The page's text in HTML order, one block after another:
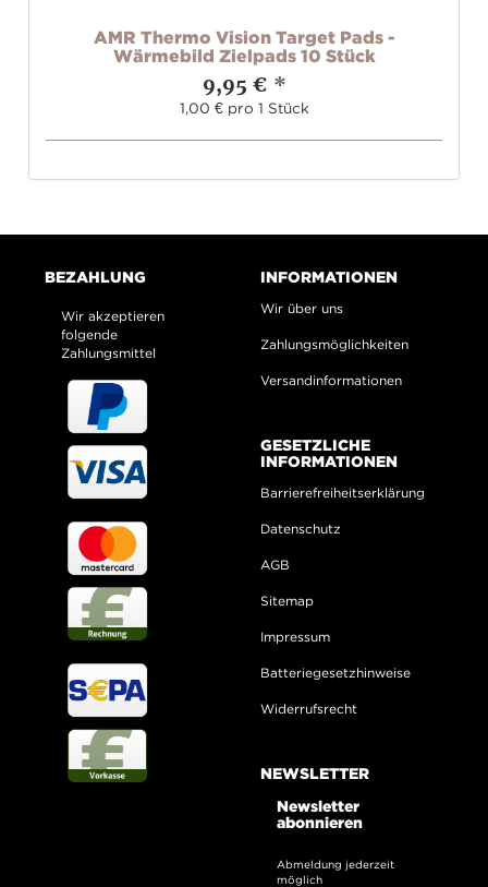
AMR Thermo Vision Target Pads -
Wärmebild Zielpads 10 Stück
9,95 € *
1,00 € pro 1 Stück
BEZAHLUNG
Wir akzeptieren
folgende
Zahlungsmittel
INFORMATIONEN
Wir über uns
Zahlungsmöglichkeiten
Versandinformationen
GESETZLICHE
INFORMATIONEN
Barrierefreiheitserklärung
Datenschutz
AGB
Sitemap
Impressum
Batteriegesetzhinweise
Widerrufsrecht
NEWSLETTER
Newsletter
abonnieren
Abmeldung jederzeit
möglich